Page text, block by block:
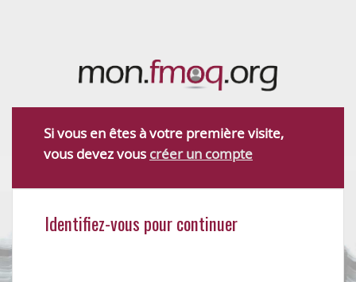
Si vous en êtes à votre première visite,
vous devez vous créer un compte
Identifiez-vous pour continuer